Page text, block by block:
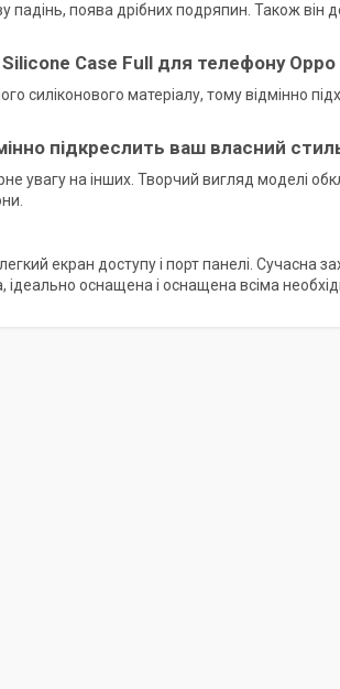
падінь, поява дрібних подряпин. Також
Case Full для телефону Oppo
силіконового матеріалу, тому відмінно
підкреслить ваш власний
увагу на інших. Творчий вигляд моделі
екран доступу і порт панелі. Сучасна
оснащена і оснащена всіма